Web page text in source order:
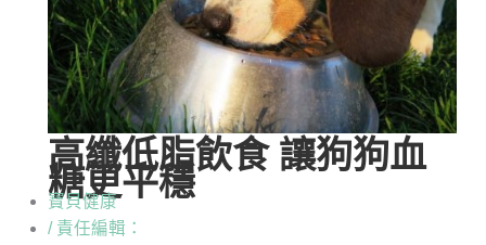
高纖低脂飲食 讓狗狗血
糖更平穩
寶貝健康
/ 責任編輯：